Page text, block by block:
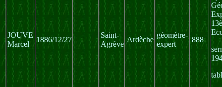
JOUVE
Marcel
1886/12/27
Saint-
Agrève
Ardèche
géomètre-
expert
888